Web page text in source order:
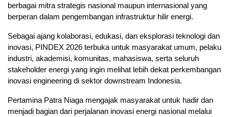
berbagai mitra strategis nasional maupun internasional yang
berperan dalam pengembangan infrastruktur hilir energi.
Sebagai ajang kolaborasi, edukasi, dan eksplorasi teknologi dan
inovasi, PINDEX 2026 terbuka untuk masyarakat umum, pelaku
industri, akademisi, komunitas, mahasiswa, serta seluruh
stakeholder energi yang ingin melihat lebih dekat perkembangan
inovasi engineering di sektor downstream Indonesia.
Pertamina Patra Niaga mengajak masyarakat untuk hadir dan
menjadi bagian dari perjalanan inovasi energi nasional melalui